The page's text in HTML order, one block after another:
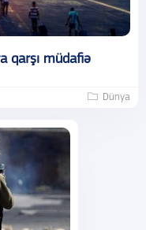
qarşı müdafiə
Dünya